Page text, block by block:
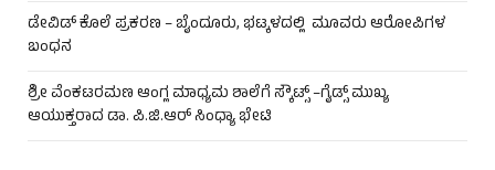
ಡೇವಿಡ್ ಕೊಲೆ ಪ್ರಕರಣ – ಬೈಂದೂರು, ಭಟ್ಕಳದಲ್ಲಿ ಮೂವರು ಆರೋಪಿಗಳ
ಬಂಧನ
ಶ್ರೀ ವೆಂಕಟರಮಣ ಆಂಗ್ಲ ಮಾಧ್ಯಮ ಶಾಲೆಗೆ ಸ್ಕೌಟ್ಸ್ –ಗೈಡ್ಸ್ ಮುಖ್ಯ
ಆಯುಕ್ತರಾದ ಡಾ. ಪಿ.ಜಿ.ಆರ್ ಸಿಂಧ್ಯಾ ಭೇಟಿ